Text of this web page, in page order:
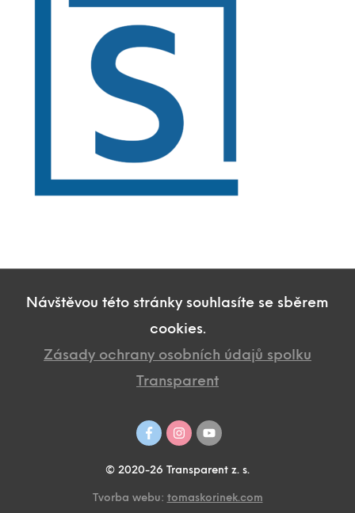
Návštěvou této stránky souhlasíte se sběrem
cookies.
Zásady ochrany osobních údajů spolku
Transparent
© 2020-26 Transparent z. s.
Tvorba webu: tomaskorinek.com